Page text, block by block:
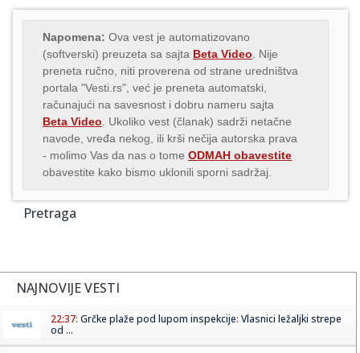
Napomena: Ova vest je automatizovano
(softverski) preuzeta sa sajta Beta Video . Nije
preneta ručno, niti proverena od strane uredništva
portala "Vesti.rs", već je preneta automatski,
računajući na savesnost i dobru nameru sajta
Beta Video . Ukoliko vest (članak) sadrži netačne
navode, vređa nekog, ili krši nečija autorska prava
- molimo Vas da nas o tome ODMAH obavestite
obavestite kako bismo uklonili sporni sadržaj.
Pretraga
NAJNOVIJE VESTI
22:37: Grčke plaže pod lupom inspekcije: Vlasnici ležaljki strepe
od ...